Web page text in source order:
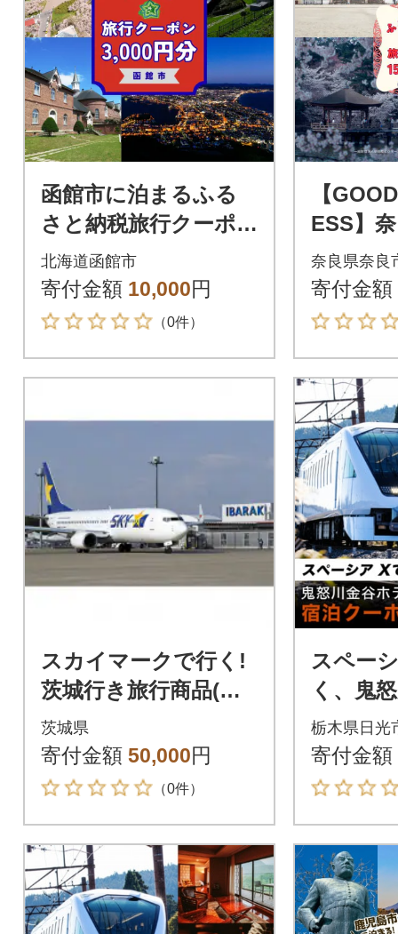
函館市に泊まるふる
さと納税旅行クーポ
ン【3,000円分】_HD2
51-001
北海道函館市
寄付金額 10,000円
（0件）
【
ESS】
旅行ク
円分】
奈良県奈良
寄付金額
スカイマークで行く!
茨城行き旅行商品(パ
ッケージ旅行)15,000
円分割引
茨城県
寄付金額 50,000円
（0件）
スペー
く、鬼
宿泊ク
0ポイン
栃木県日光
寄付金額